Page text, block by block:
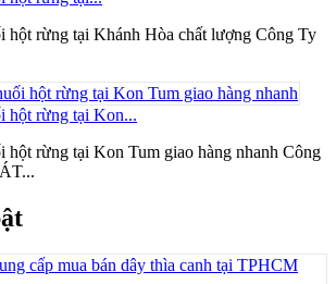
hột rừng tại Khánh Hòa chất lượng Công Ty
hột rừng tại Kon...
hột rừng tại Kon Tum giao hàng nhanh Công